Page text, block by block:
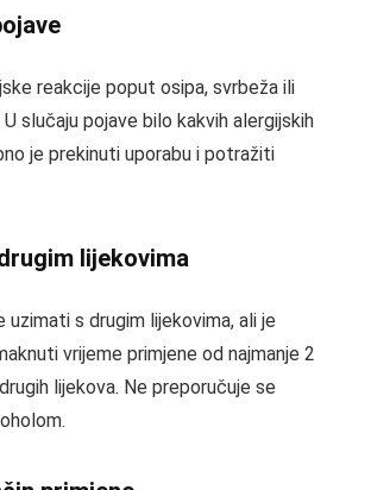
reakcije poput osipa, svrbeža ili
slučaju pojave bilo kakvih alergijskih
je prekinuti uporabu i potražiti
lijekovima
uzimati s drugim lijekovima, ali je
vrijeme primjene od najmanje 2
lijekova. Ne preporučuje se